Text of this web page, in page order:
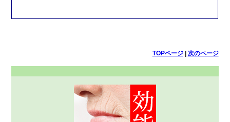
TOPページ| 次のページ